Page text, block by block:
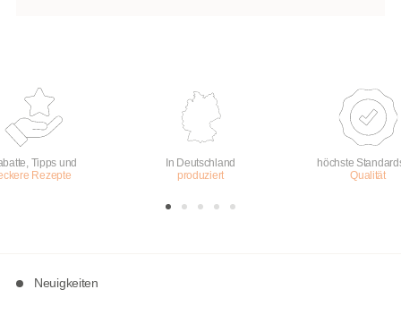
In Deutschland
produziert
höchste
Qualität
Tipps und
Rezepte
Neuigkeiten